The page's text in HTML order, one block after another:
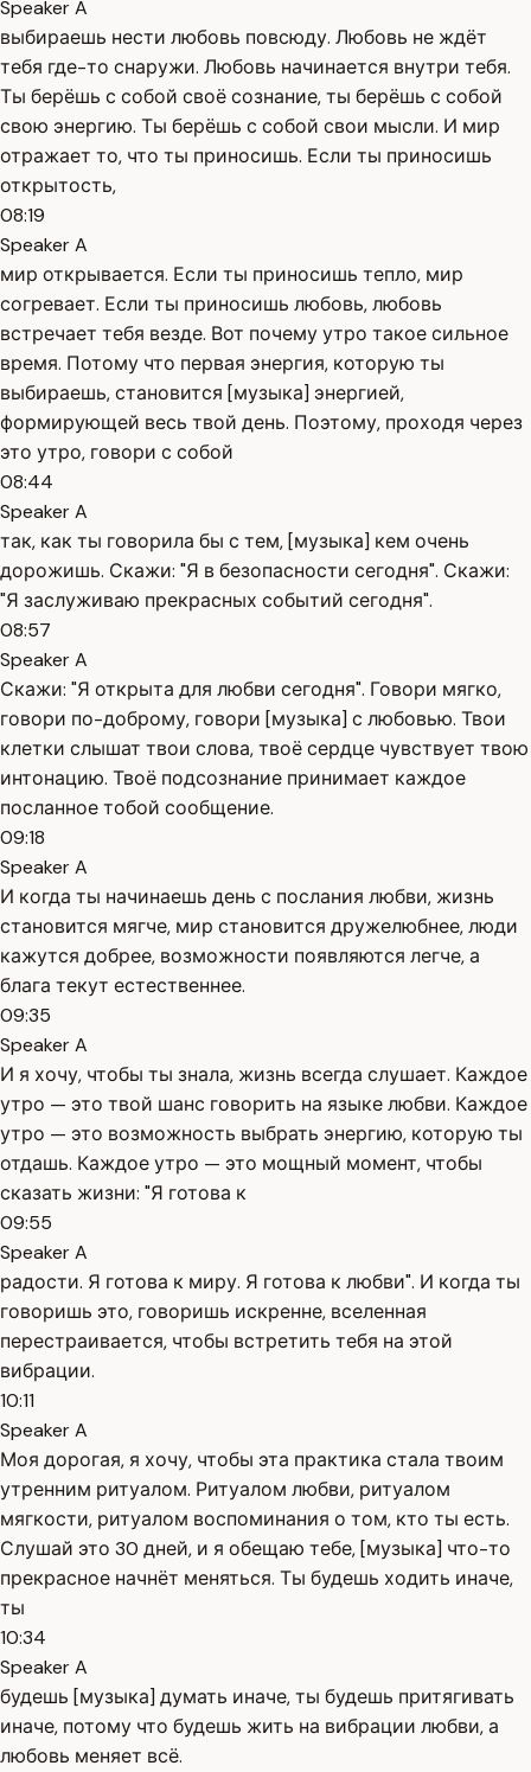
Speaker A
выбираешь нести любовь повсюду. Любовь не ждёт
тебя где-то снаружи. Любовь начинается внутри тебя.
Ты берёшь с собой своё сознание, ты берёшь с собой
свою энергию. Ты берёшь с собой свои мысли. И мир
отражает то, что ты приносишь. Если ты приносишь
открытость,
08:19
Speaker A
мир открывается. Если ты приносишь тепло, мир
согревает. Если ты приносишь любовь, любовь
встречает тебя везде. Вот почему утро такое сильное
время. Потому что первая энергия, которую ты
выбираешь, становится [музыка] энергией,
формирующей весь твой день. Поэтому, проходя через
это утро, говори с собой
08:44
Speaker A
так, как ты говорила бы с тем, [музыка] кем очень
дорожишь. Скажи: "Я в безопасности сегодня". Скажи:
"Я заслуживаю прекрасных событий сегодня".
08:57
Speaker A
Скажи: "Я открыта для любви сегодня". Говори мягко,
говори по-доброму, говори [музыка] с любовью. Твои
клетки слышат твои слова, твоё сердце чувствует твою
интонацию. Твоё подсознание принимает каждое
посланное тобой сообщение.
09:18
Speaker A
И когда ты начинаешь день с послания любви, жизнь
становится мягче, мир становится дружелюбнее, люди
кажутся добрее, возможности появляются легче, а
блага текут естественнее.
09:35
Speaker A
И я хочу, чтобы ты знала, жизнь всегда слушает. Каждое
утро — это твой шанс говорить на языке любви. Каждое
утро — это возможность выбрать энергию, которую ты
отдашь. Каждое утро — это мощный момент, чтобы
сказать жизни: "Я готова к
09:55
Speaker A
радости. Я готова к миру. Я готова к любви". И когда ты
говоришь это, говоришь искренне, вселенная
перестраивается, чтобы встретить тебя на этой
вибрации.
10:11
Speaker A
Моя дорогая, я хочу, чтобы эта практика стала твоим
утренним ритуалом. Ритуалом любви, ритуалом
мягкости, ритуалом воспоминания о том, кто ты есть.
Слушай это 30 дней, и я обещаю тебе, [музыка] что-то
прекрасное начнёт меняться. Ты будешь ходить иначе,
ты
10:34
Speaker A
будешь [музыка] думать иначе, ты будешь притягивать
иначе, потому что будешь жить на вибрации любви, а
любовь меняет всё.